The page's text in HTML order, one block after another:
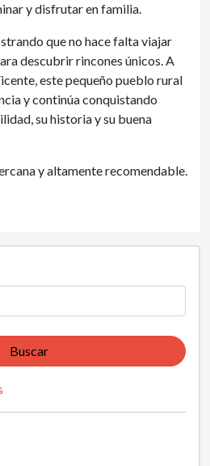
y disfrutar en familia.
que no hace falta viajar
descubrir rincones únicos. A
este pequeño pueblo rural
y continúa conquistando
su historia y su buena
y altamente recomendable.
Buscar